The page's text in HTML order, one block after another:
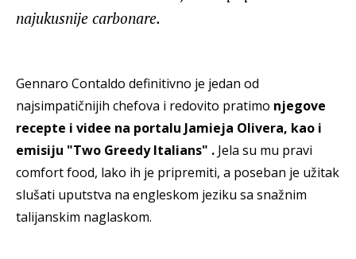
najukusnije carbonare.
Gennaro Contaldo definitivno je jedan od
najsimpatičnijih chefova i redovito pratimo njegove
recepte i videe na portalu Jamieja Olivera, kao i
emisiju "Two Greedy Italians" . Jela su mu pravi
comfort food, lako ih je pripremiti, a poseban je užitak
slušati uputstva na engleskom jeziku sa snažnim
talijanskim naglaskom.